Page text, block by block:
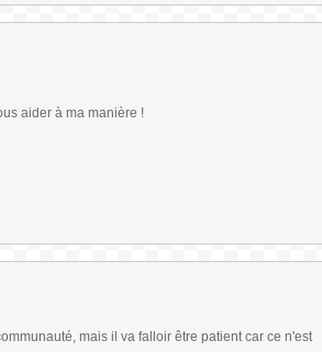
aider à ma manière !
mais il va falloir être patient car ce n'est